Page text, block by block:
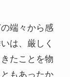
端々から感
は、厳しく
たことを物
もあったか